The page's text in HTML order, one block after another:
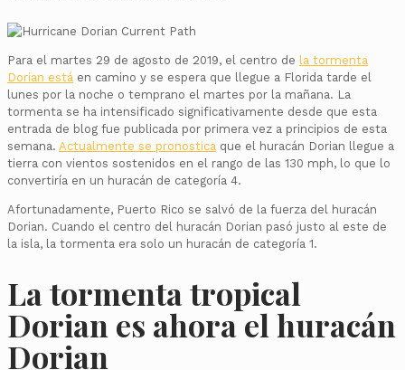
Para el martes 29 de agosto de 2019, el centro de
la tormenta
Dorian está en camino y se espera que llegue a Florida tarde el
lunes por la noche o temprano el martes por la mañana. La
tormenta se ha intensificado significativamente desde que esta
entrada de blog fue publicada por primera vez a principios de esta
semana. Actualmente se pronostica que el huracán Dorian llegue a
tierra con vientos sostenidos en el rango de las 130 mph, lo que lo
convertiría en un huracán de categoría 4.
Afortunadamente, Puerto Rico se salvó de la fuerza del huracán
Dorian. Cuando el centro del huracán Dorian pasó justo al este de
la isla, la tormenta era solo un huracán de categoría 1.
La tormenta tropical
Dorian es ahora el huracán
Dorian